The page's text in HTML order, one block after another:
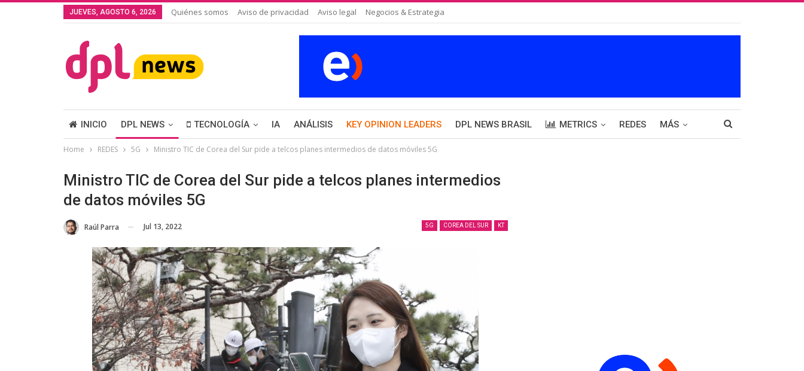
JUEVES, AGOSTO 6, 2026 Quiénes somos Aviso de privacidad Aviso legal Negocios & Estrategia
INICIO DPL NEWS TECNOLOGÍA IA ANÁLISIS KEY OPINION LEADERS DPL NEWS BRASIL METRICS REDES MÁS
Home REDES 5G Ministro TIC de Corea del Sur pide a telcos planes intermedios de datos móviles 5G
Ministro TIC de Corea del Sur pide a telcos planes intermedios
de datos móviles 5G
5G COREA DEL SUR KT
Raúl Parra Jul 13, 2022